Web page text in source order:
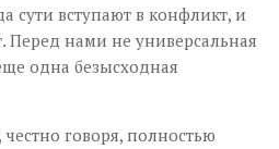
сути вступают в конфликт, и
Перед нами не универсальная
одна безысходная
честно говоря, полностью